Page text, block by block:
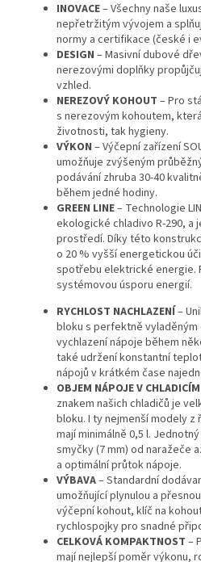
INOVACE– Všechny naše
nepřetržitým vývojem a
normy a certifikace (české i
DESIGN – Masivní dubové
nerezovými doplňky
vzhled.
NEREZOVÝ KOHOUT – Pro
s nerezovým kohoutem,
životnosti, tak hygieny.
VÝKON – Výčepní zařízení
umožňuje zvýšeným
podávání zhruba 30-40
během jedné hodiny.
GREEN LINE– Technologie
ekologické chladivo R-290, a
prostředí. Díky této
o 20 % vyšší energetickou
spotřebu elektrické energie.
systémovou úsporu energií.
RYCHLOST NACHLAZENÍ–
bloku s perfektně vyladěným
vychlazení nápoje během
také udržení konstantní
nápojů v krátkém čase
OBJEM NÁPOJE V
znakem našich chladičů je
bloku. I ty nejmenší modely z
mají minimálně 0,5 l.
smyčky (7 mm) od naražeče
a optimální průtok nápoje.
VÝBAVA– Standardní
umožňující plynulou a
výčepní kohout, klíč na
rychlospojky pro snadné
CELKOVÁ KOMPAKTNOST –
mají nejlepší poměr výkonu,